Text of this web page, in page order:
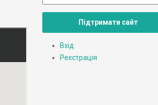
Підтримати сайт
Вхід
Реєстрація